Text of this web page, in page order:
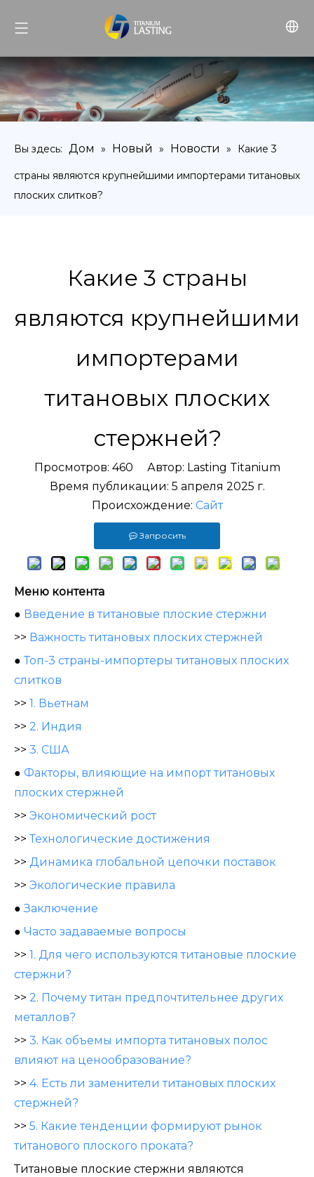
Вы здесь: Дом » Новый » Новости » Какие 3
страны являются крупнейшими импортерами титановых
плоских слитков?
Какие 3 страны
являются крупнейшими
импортерами
титановых плоских
стержней?
Просмотров: 460 Автор: Lasting Titanium
Время публикации: 5 апреля 2025 г.
Происхождение: Сайт
Запросить
Меню контента
● Введение в титановые плоские стержни
>> Важность титановых плоских стержней
● Топ-3 страны-импортеры титановых плоских
слитков
>> 1. Вьетнам
>> 2. Индия
>> 3. США
● Факторы, влияющие на импорт титановых
плоских стержней
>> Экономический рост
>> Технологические достижения
>> Динамика глобальной цепочки поставок
>> Экологические правила
●Заключение
● Часто задаваемые вопросы
>> 1. Для чего используются титановые плоские
стержни?
>> 2. Почему титан предпочтительнее других
металлов?
>> 3. Как объемы импорта титановых полос
влияют на ценообразование?
>> 4. Есть ли заменители титановых плоских
стержней?
>> 5. Какие тенденции формируют рынок
титанового плоского проката?
Титановые плоские стержни являются